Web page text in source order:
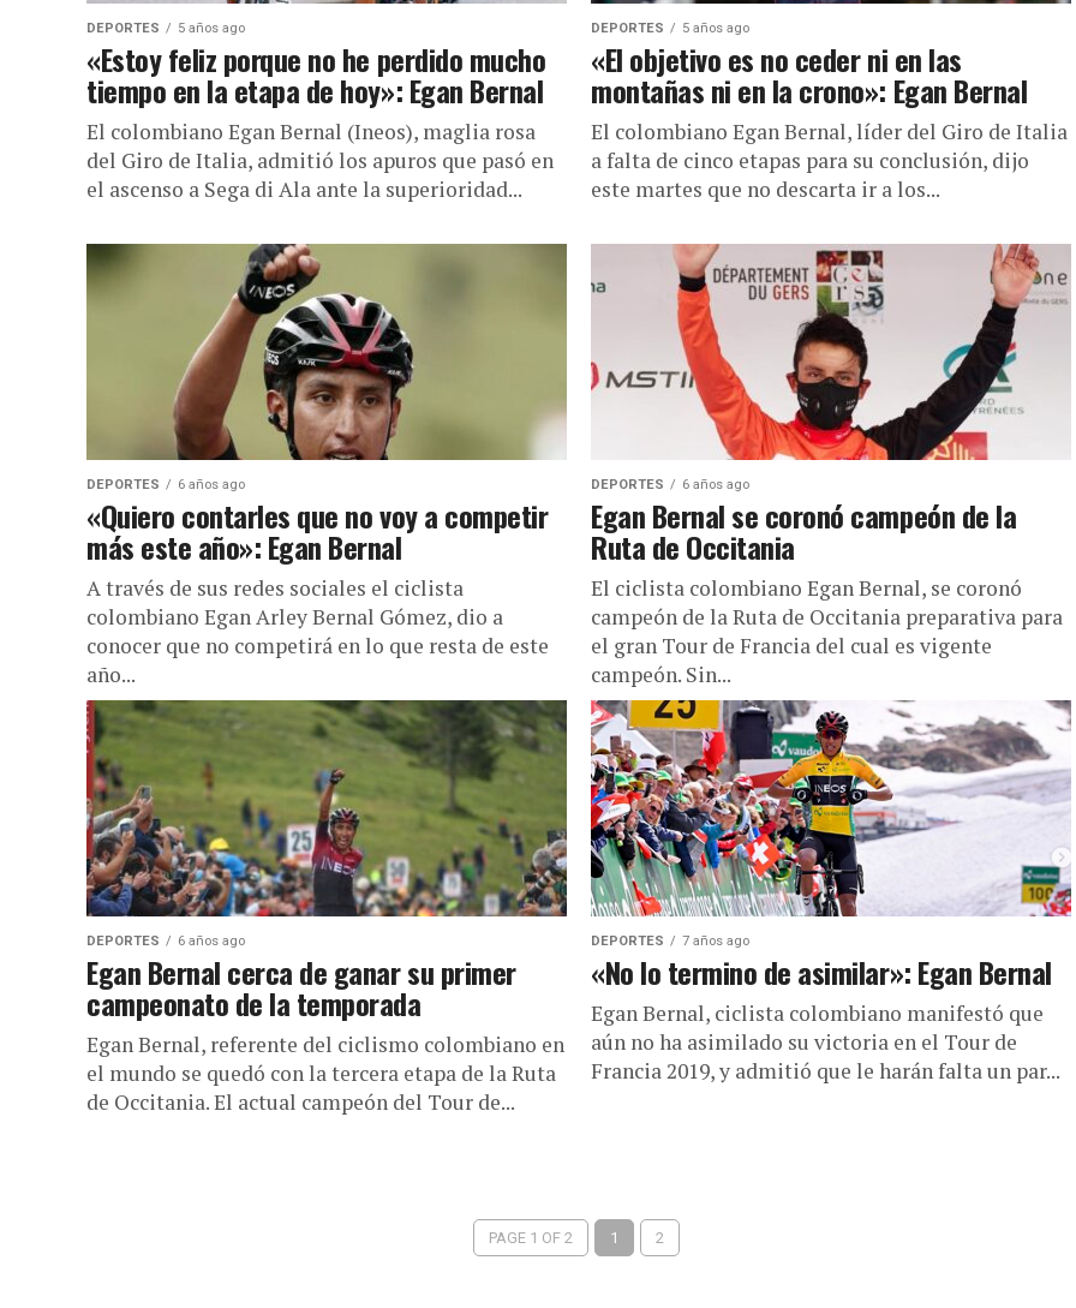
DEPORTES 5 años ago
«Estoy feliz porque no he perdido mucho
tiempo en la etapa de hoy»: Egan Bernal
El colombiano Egan Bernal (Ineos), maglia rosa
del Giro de Italia, admitió los apuros que pasó en
el ascenso a Sega di Ala ante la superioridad...
DEPORTES 5 años ago
«El objetivo es no ceder ni en las
montañas ni en la crono»: Egan Bernal
El colombiano Egan Bernal, líder del Giro de Italia
a falta de cinco etapas para su conclusión, dijo
este martes que no descarta ir a los...
DEPORTES 6 años ago
«Quiero contarles que no voy a competir
más este año»: Egan Bernal
A través de sus redes sociales el ciclista
colombiano Egan Arley Bernal Gómez, dio a
conocer que no competirá en lo que resta de este
año...
DEPORTES 6 años ago
Egan Bernal se coronó campeón de la
Ruta de Occitania
El ciclista colombiano Egan Bernal, se coronó
campeón de la Ruta de Occitania preparativa para
el gran Tour de Francia del cual es vigente
campeón. Sin...
DEPORTES 6 años ago
Egan Bernal cerca de ganar su primer
campeonato de la temporada
Egan Bernal, referente del ciclismo colombiano en
el mundo se quedó con la tercera etapa de la Ruta
de Occitania. El actual campeón del Tour de...
DEPORTES 7 años ago
«No lo termino de asimilar»: Egan Bernal
Egan Bernal, ciclista colombiano manifestó que
aún no ha asimilado su victoria en el Tour de
Francia 2019, y admitió que le harán falta un par...
PAGE 1 OF 2 1 2